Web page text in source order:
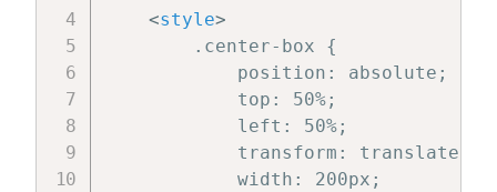
body>
class= container
class=" center-box "
<style>
        .center-box {
            position: absolute;
            top: 50%;
            left: 50%;
transform: translate(-
            width: 200px;